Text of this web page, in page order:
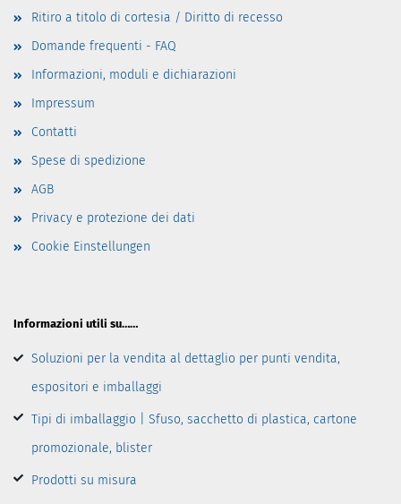
Ritiro a titolo di cortesia / Diritto di recesso
Domande frequenti - FAQ
Informazioni, moduli e dichiarazioni
Impressum
Contatti
Spese di spedizione
AGB
Privacy e protezione dei dati
Cookie Einstellungen
Informazioni utili su……
Soluzioni per la vendita al dettaglio per punti vendita,
espositori e imballaggi
Tipi di imballaggio | Sfuso, sacchetto di plastica, cartone
promozionale, blister
Prodotti su misura